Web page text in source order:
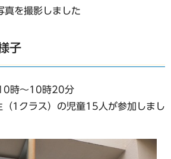
真を撮影しました
子
時～10時20分
1クラス）の児童15人が参加しまし